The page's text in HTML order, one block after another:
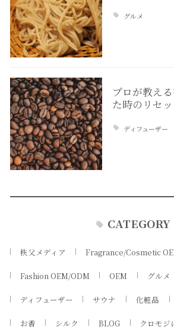
グルメ
プロが教え
た時のリセ
ディフューザー
CATEGORY
秩父メディア Fragrance/Cosmetic
Fashion OEM/ODM OEM グルメ
ディフューザー サウナ 化粧品
お香 シルク BLOG クロモジ